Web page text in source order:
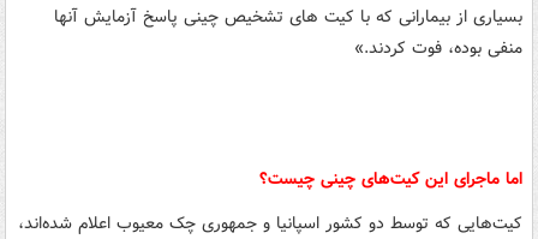
بسیاری از بیمارانی که با کیت های تشخیص چینی پاسخ آزمایش آنها
منفی بوده، فوت کردند.»
اما ماجرای این کیت‌های چینی چیست؟
کیت‌هایی که توسط دو کشور اسپانیا و جمهوری چک معیوب اعلام شده‌اند،